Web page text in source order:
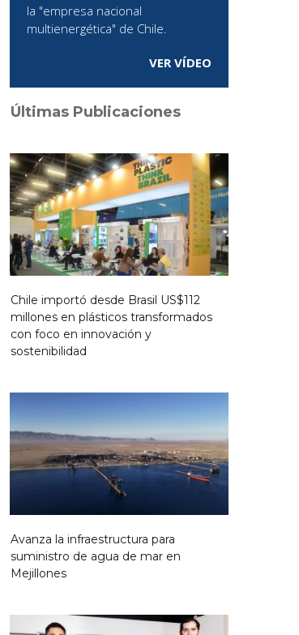
la "empresa nacional
multienergética" de Chile.
VER VÍDEO
Últimas Publicaciones
Chile importó desde Brasil US$112
millones en plásticos transformados
con foco en innovación y
sostenibilidad
Avanza la infraestructura para
suministro de agua de mar en
Mejillones